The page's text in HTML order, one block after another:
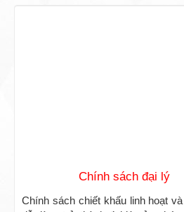
Chính sách đại lý
Chính sách chiết khấu linh hoạt